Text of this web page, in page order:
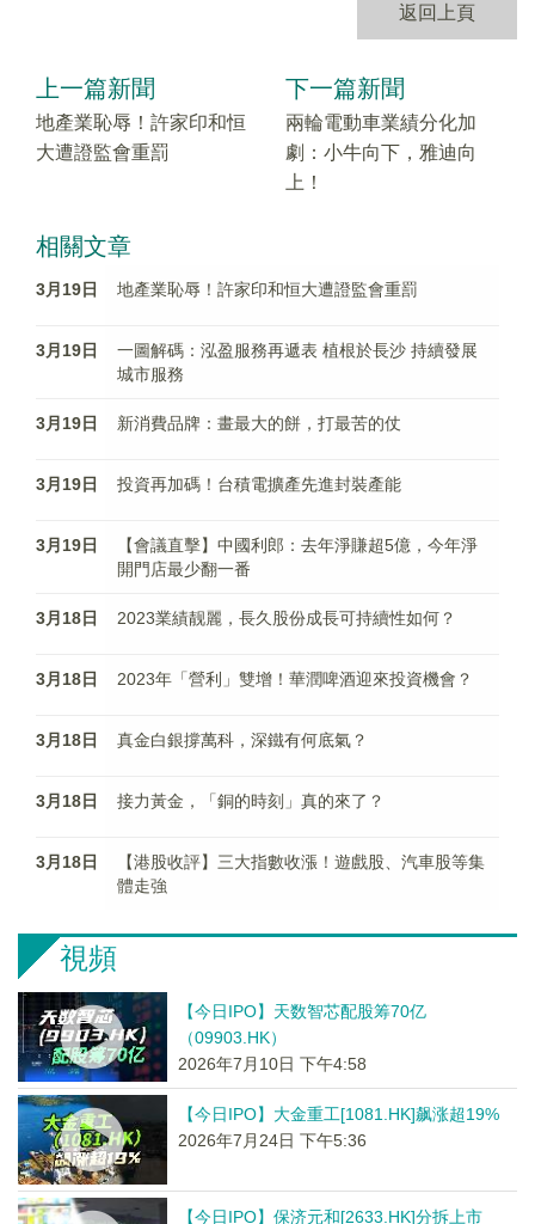
返回上頁
上一篇新聞
地產業恥辱！許家印和恒
大遭證監會重罰
下一篇新聞
兩輪電動車業績分化加
劇：小牛向下，雅迪向
上！
相關文章
3月19日 地產業恥辱！許家印和恒大遭證監會重罰
3月19日
一圖解碼：泓盈服務再遞表 植根於長沙 持續發展
城市服務
3月19日 新消費品牌：畫最大的餅，打最苦的仗
3月19日 投資再加碼！台積電擴產先進封裝產能
3月19日
【會議直擊】中國利郎：去年淨賺超5億，今年淨
開門店最少翻一番
3月18日 2023業績靓麗，長久股份成長可持續性如何？
3月18日 2023年「營利」雙增！華潤啤酒迎來投資機會？
3月18日 真金白銀撐萬科，深鐵有何底氣？
3月18日 接力黃金，「銅的時刻」真的來了？
3月18日
【港股收評】三大指數收漲！遊戲股、汽車股等集
體走強
視頻
【今日IPO】天数智芯配股筹70亿
（09903.HK）
2026年7月10日 下午4:58
【今日IPO】大金重工[1081.HK]飙涨超19%
2026年7月24日 下午5:36
【今日IPO】保济元和[2633.HK]分拆上市